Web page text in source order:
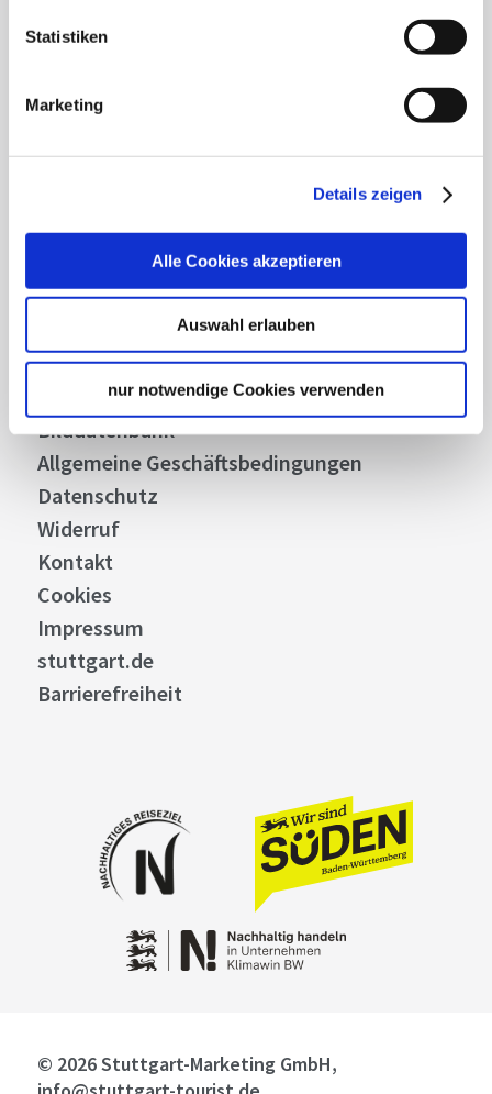
Statistiken
Marketing
Details zeigen
Alle Cookies akzeptieren
Auswahl erlauben
nur notwendige Cookies verwenden
Mit unserem Newsletter bleiben Sie zu Events,
Highlights und aktuellen Angeboten in
Stellenangebote
Business
Stuttgart Convention Bureau
Bilddatenbank
Allgemeine Geschäftsbedingungen
Datenschutz
Widerruf
Kontakt
Cookies
Impressum
stuttgart.de
Barrierefreiheit
© 2026 Stuttgart-Marketing GmbH,